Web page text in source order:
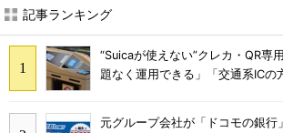
記事ランキング
“Suicaが使えない”クレカ・QR
題なく運用できる」「交通系ICの
元グループ会社が「ドコモの銀行